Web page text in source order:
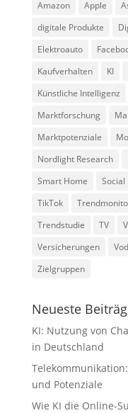
Amazon Apple
digitale Produkte
Elektroauto
Kaufverhalten
KI
Künstliche Intelligenz
Marktforschung
Marktpotenziale
Nordlight Research
Smart Home
Social
TikTok
Trendstudie
TV
Versicherungen
Zielgruppen
Neueste
KI: Nutzung von
in Deutschland
und Potenziale
Wie KI die Online-